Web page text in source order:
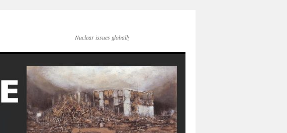
Nuclear issues globally